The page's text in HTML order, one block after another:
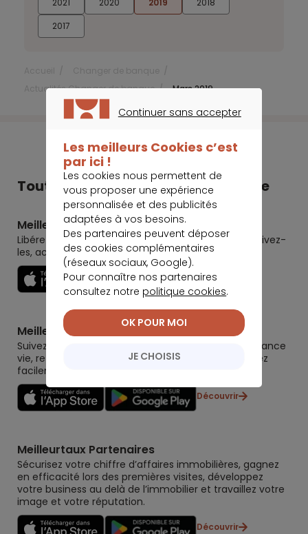
2021 2020 2019
2018
2017
Actualités Changer de banque
Mars 2019
Tout Meilleurtaux dans votre poche
Meilleurtaux
Libérez le potentiel de vos projets : préparez-les, suivez-
les, accomplissez-les.
Découvrir
Meilleurtaux Placement
Suivez la performance de tous vos contrats (assurance
vie, retraite, immobilier, défiscalisation) et re-versez
facilement. Garantie 0 paperasse.
Découvrir
Meilleurtaux Partenaires
Sécurisez votre chiffre d’affaires immobilières, gagnez
en efficacité lors des premières visites, développez
votre business au delà de l’immobilier et travaillez votre
image et votre réputation.
Découvrir
Continuer sans accepter
Les meilleurs Cookies c’est
par ici !
Les cookies nous permettent de
vous proposer une expérience
personnalisée et des publicités
adaptées à vos besoins.
Des partenaires peuvent déposer
des cookies complémentaires
(réseaux sociaux, Google).
Pour connaître nos partenaires
consultez notre politique cookies.
JE CHOISIS
OK POUR MOI